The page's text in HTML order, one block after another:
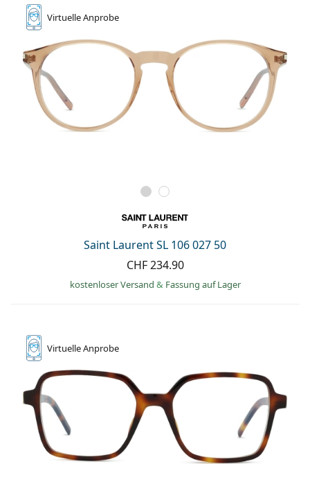
VirtuelleAnprobe
Saint Laurent SL 106 027 50
CHF 234.90
kostenloser Versand & Fassung auf Lager
VirtuelleAnprobe